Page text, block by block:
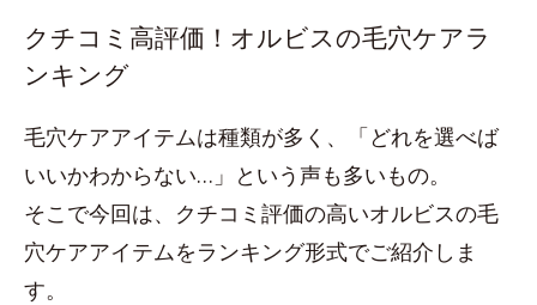
クチコミ高評価！オルビスの毛穴ケアラ
ンキング
毛穴ケアアイテムは種類が多く、「どれを選べば
いいかわからない…」という声も多いもの。
そこで今回は、クチコミ評価の高いオルビスの毛
穴ケアアイテムをランキング形式でご紹介しま
す。